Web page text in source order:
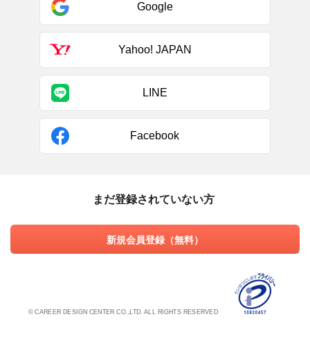
Google
Yahoo! JAPAN
LINE
Facebook
まだ登録されていない方
新規会員登録（無料）
© CAREER DESIGN CENTER CO.,LTD. ALL RIGHTS RESERVED